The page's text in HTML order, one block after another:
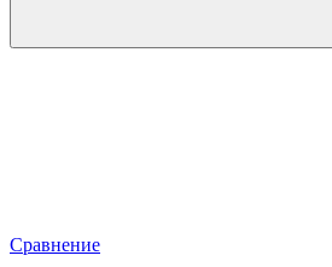
Сравнение